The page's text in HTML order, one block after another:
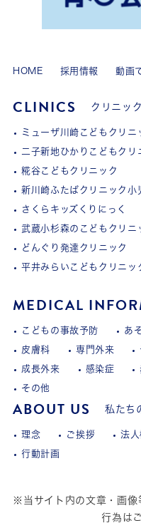
HOME 採用情報 動画
CLINICS クリニック
ミューザ川崎こどもクリニ
二子新地ひかりこどもクリ
糀谷こどもクリニック
新川崎ふたばクリニック小
さくらキッズくりにっく
武蔵小杉森のこどもクリニ
どんぐり発達クリニック
平井みらいこどもクリニッ
MEDICAL
こどもの事故予防 あ
皮膚科 専門外来
成長外来 感染症
その他
ABOUT US 私たち
理念 ご挨拶 法人
行動計画
※当サイト内の文章・画像
行為は